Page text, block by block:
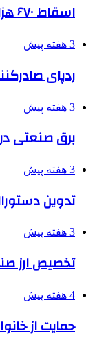
اسقاط ۶۷۰ هزار خودروی فرسوده طی ۳ سال
3 هفته پیش
ردپای
3 هفته پیش
برق صنعتی در ایران ۱۵ برابر
3 هفته پیش
تدوین
3 هفته پیش
تخصیص ارز
4 هفته پیش
حمایت از